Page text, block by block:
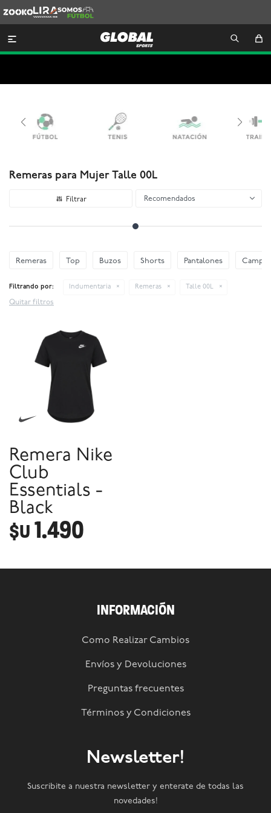
Lira
Somos
Futbol

Remeras para Mujer Talle 00L
Recomendados
Remeras Top Buzos Shorts Pantalones
Filtrando por: Indumentaria Remeras Talle 00L
Quitar filtros
Remera Nike
Club
Essentials -
Black
$U 1.490
INFORMACIÓN
Como Realizar Cambios
Envíos y Devoluciones
Preguntas frecuentes
Términos y Condiciones
Newsletter!
Suscribite a nuestra newsletter y enterate de todas las
novedades!